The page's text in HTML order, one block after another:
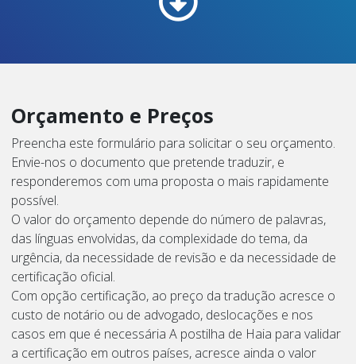
Orçamento e Preços
Preencha este formulário para solicitar o seu orçamento.
Envie-nos o documento que pretende traduzir, e
responderemos com uma proposta o mais rapidamente
possível.
O valor do orçamento depende do número de palavras,
das línguas envolvidas, da complexidade do tema, da
urgência, da necessidade de revisão e da necessidade de
certificação oficial.
Com opção certificação, ao preço da tradução acresce o
custo de notário ou de advogado, deslocações e nos
casos em que é necessária A postilha de Haia para validar
a certificação em outros países, acresce ainda o valor